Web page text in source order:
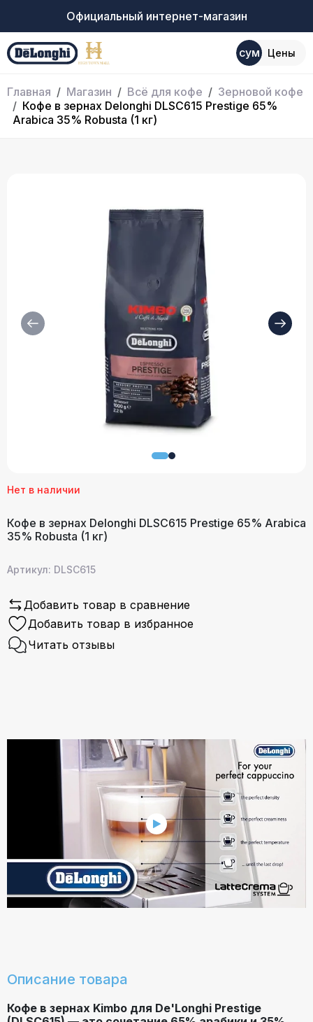
Официальный интернет-магазин
сум Цены
Главная Магазин Всё для кофе
Зерновой кофе
Кофе в зернах Delonghi DLSC615 Prestige 65%
Arabica 35% Robusta (1 кг)
Нет в наличии
Кофе в зернах Delonghi DLSC615 Prestige 65% Arabica
35% Robusta (1 кг)
Артикул: DLSC615
Добавить товар в сравнение
Добавить товар в избранное
Читать отзывы
Описание товара
Кофе в зернах Kimbo для De'Longhi Prestige